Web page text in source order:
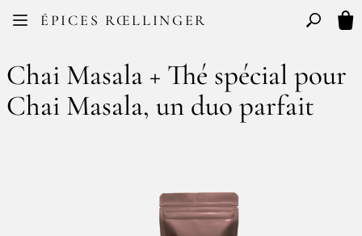
ÉPICES RŒLLINGER
FR EN Basculer
Chai Masala + Thé spécial pour
Chai Masala, un duo parfait